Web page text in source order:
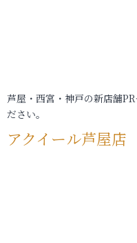
芦屋・西宮・神戸の新店舗
ださい。
アクイール芦屋店